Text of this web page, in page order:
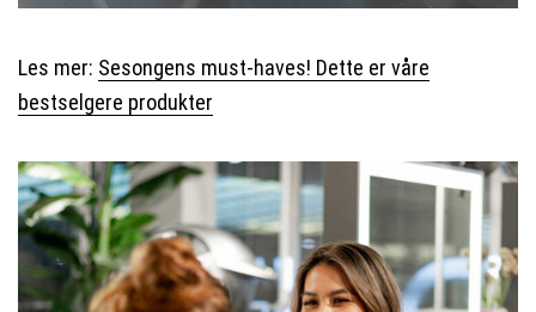
Les mer: Sesongens must-haves! Dette er våre
bestselgere produkter